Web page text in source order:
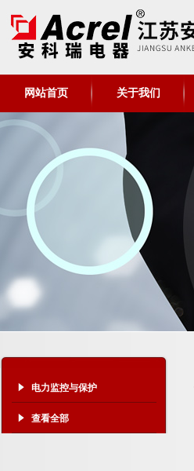
网站首页 关于我们
电力监控与保护
查看全部